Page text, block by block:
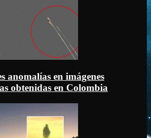
anomalías en imágenes
obtenidas en Colombia